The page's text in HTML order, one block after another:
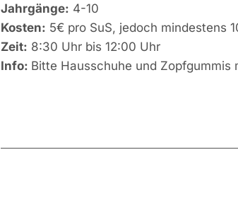
Jahrgänge: 4-10
Kosten: 5€ pro SuS, jedoch mindestens
Zeit: 8:30 Uhr bis 12:00 Uhr
Info: Bitte Hausschuhe und Zopfgummis